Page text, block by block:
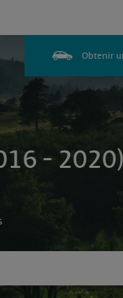
Obtenir
- 2020)